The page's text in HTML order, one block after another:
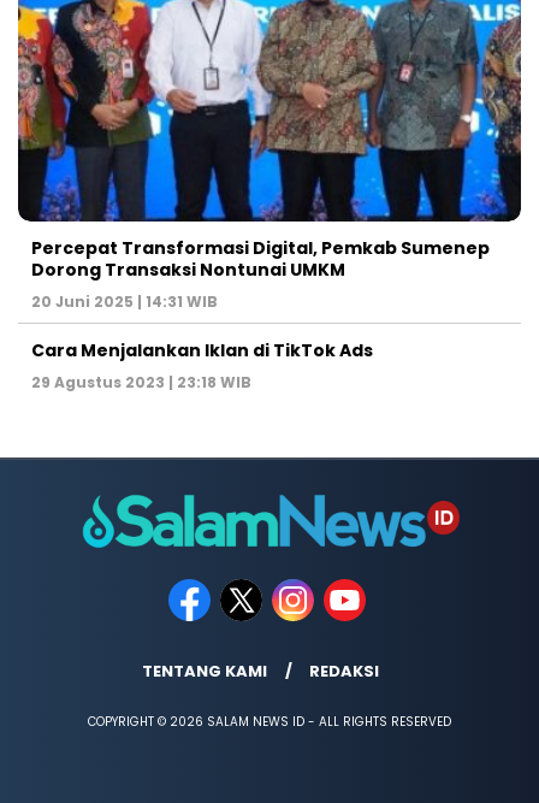
Percepat Transformasi Digital, Pemkab Sumenep
Dorong Transaksi Nontunai UMKM
20 Juni 2025 | 14:31 WIB
Cara Menjalankan Iklan di TikTok Ads
29 Agustus 2023 | 23:18 WIB
TENTANG KAMI REDAKSI
COPYRIGHT © 2026 SALAM NEWS ID - ALL RIGHTS RESERVED